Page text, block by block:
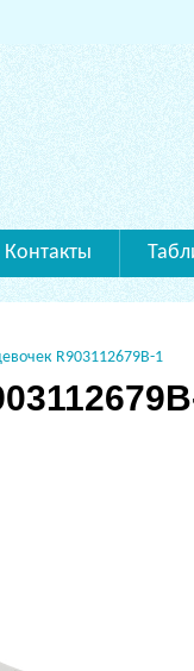
Контакты
R903112679B-1